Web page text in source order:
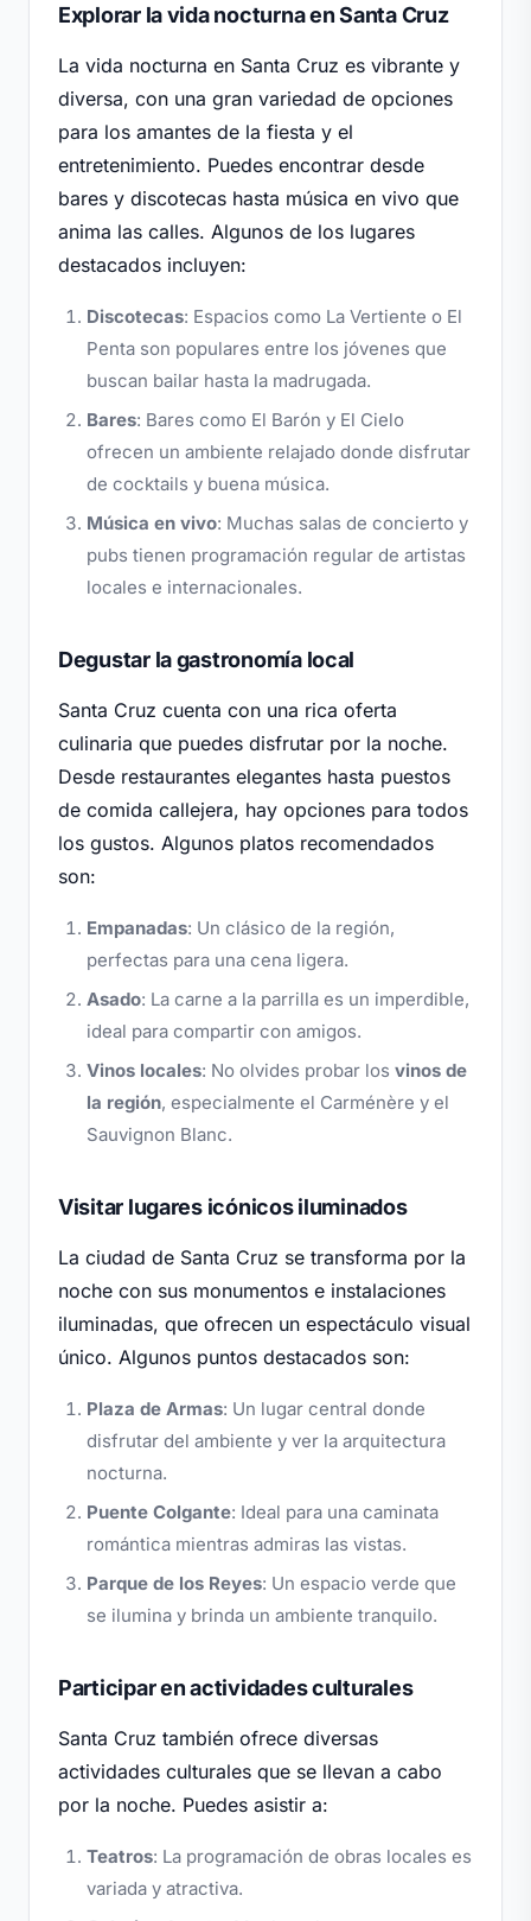
Explorar la vida nocturna en Santa Cruz
La vida nocturna en Santa Cruz es vibrante y
diversa, con una gran variedad de opciones
para los amantes de la fiesta y el
entretenimiento. Puedes encontrar desde
bares y discotecas hasta música en vivo que
anima las calles. Algunos de los lugares
destacados incluyen:
Discotecas: Espacios como La Vertiente o El
Penta son populares entre los jóvenes que
buscan bailar hasta la madrugada.
Bares: Bares como El Barón y El Cielo
ofrecen un ambiente relajado donde disfrutar
de cocktails y buena música.
Música en vivo: Muchas salas de concierto y
pubs tienen programación regular de artistas
locales e internacionales.
Degustar la gastronomía local
Santa Cruz cuenta con una rica oferta
culinaria que puedes disfrutar por la noche.
Desde restaurantes elegantes hasta puestos
de comida callejera, hay opciones para todos
los gustos. Algunos platos recomendados
son:
Empanadas: Un clásico de la región,
perfectas para una cena ligera.
Asado: La carne a la parrilla es un imperdible,
ideal para compartir con amigos.
Vinos locales: No olvides probar los vinos de
la región, especialmente el Carménère y el
Sauvignon Blanc.
Visitar lugares icónicos iluminados
La ciudad de Santa Cruz se transforma por la
noche con sus monumentos e instalaciones
iluminadas, que ofrecen un espectáculo visual
único. Algunos puntos destacados son:
Plaza de Armas: Un lugar central donde
disfrutar del ambiente y ver la arquitectura
nocturna.
Puente Colgante: Ideal para una caminata
romántica mientras admiras las vistas.
Parque de los Reyes: Un espacio verde que
se ilumina y brinda un ambiente tranquilo.
Participar en actividades culturales
Santa Cruz también ofrece diversas
actividades culturales que se llevan a cabo
por la noche. Puedes asistir a:
Teatros: La programación de obras locales es
variada y atractiva.